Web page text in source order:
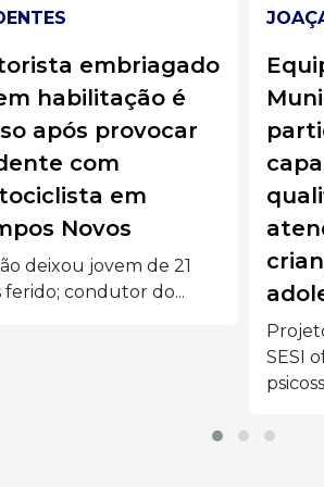
do Abrigo
Frei Bruno
de
para
a
e
na
O
para